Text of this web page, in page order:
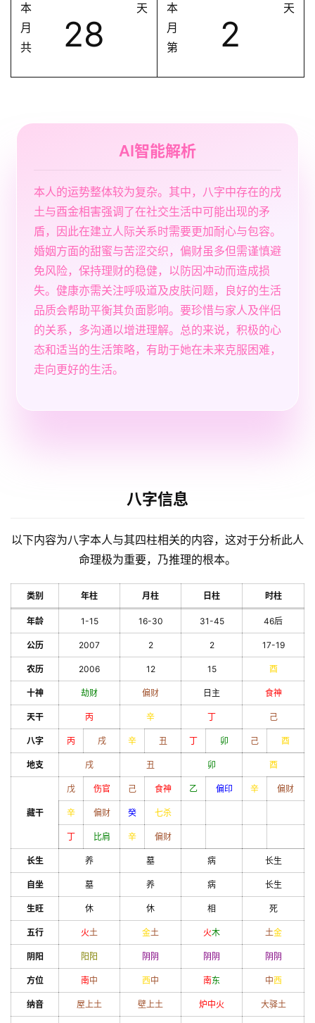
本
月
共
28
天
本
月
第
2
天
AI智能解析
本人的运势整体较为复杂。其中，八字中存在的戌
土与酉金相害强调了在社交生活中可能出现的矛
盾，因此在建立人际关系时需要更加耐心与包容。
婚姻方面的甜蜜与苦涩交织，偏财虽多但需谨慎避
免风险，保持理财的稳健，以防因冲动而造成损
失。健康亦需关注呼吸道及皮肤问题，良好的生活
品质会帮助平衡其负面影响。要珍惜与家人及伴侣
的关系，多沟通以增进理解。总的来说，积极的心
态和适当的生活策略，有助于她在未来克服困难，
走向更好的生活。
八字信息
以下内容为八字本人与其四柱相关的内容，这对于分析此人
命理极为重要，乃推理的根本。
类别 年柱 月柱 日柱 时柱
年龄 1-15 16-30 31-45 46后
公历 2007 2 2 17-19
农历 2006 12 15 酉
十神 劫财 偏财 日主 食神
天干 丙 辛 丁 己
八字 丙 戌 辛 丑 丁 卯 己 酉
地支 戌 丑 卯 酉
藏干
戊 伤官 己 食神 乙 偏印 辛 偏财
辛 偏财 癸 七杀
丁 比肩 辛 偏财
长生 养 墓 病 长生
自坐 墓 养 病 长生
生旺 休 休 相 死
五行 火土 金土 火木 土金
阴阳 阳 阳 阴 阴 阴 阴 阴 阴
方位 南中 西中 南东 中西
纳音 屋上土 壁上土 炉中火 大驿土